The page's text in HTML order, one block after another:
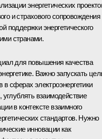
энергетических
и страхового сопровождения
поддержки энергетического
странами.
для повышения качества
Важно запускать
в сферах электроэнергетики
углублять взаимодействие
в контексте взаимного
стандартов. Нужно
инновации как